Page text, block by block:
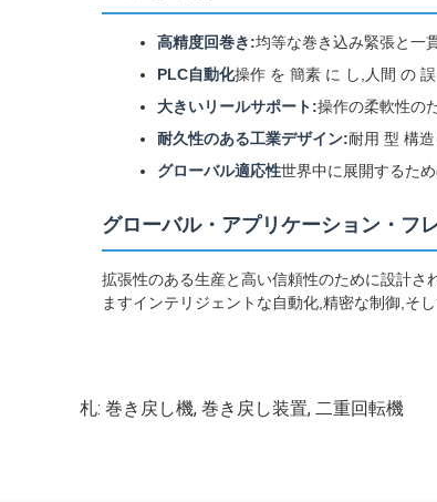
高精度回巻き:均等な巻き込み緊張と一
PLC自動化操作 を 簡素 に し,人間 の
大きいリールサポート:操作の柔軟性の
耐久性のある工業デザイン:耐用 型 構
グローバル適応性世界中に展開するた
グローバル・アプリケーション・フ
拡張性のある生産と高い信頼性のために設計
ますインテリジェントな自動化,精密な制御,そ
札: 巻き戻し機, 巻き戻し装置, 二重回転機